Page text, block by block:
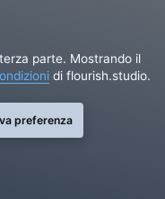
parte. Mostrando il
di flourish.studio.
preferenza